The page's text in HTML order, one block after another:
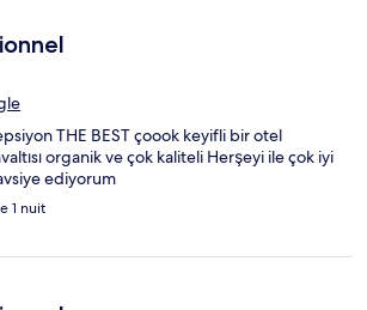
THE BEST çoook keyifli bir otel
organik ve çok kaliteli Herşeyi ile çok iyi
ediyorum
1 nuit